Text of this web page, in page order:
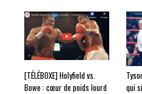
[TÉLÉBOXE] Holyfield vs.
Bowe : cœur de poids lourd
qui